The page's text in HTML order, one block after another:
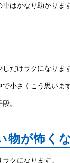
はかなり助かります
だけラクになります
小さくこう思います
。
物が怖く
クになります。